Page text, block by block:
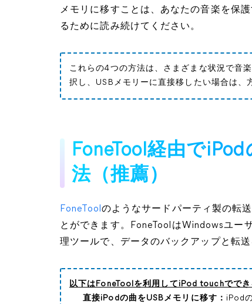
メモリに移すことは、あなたの音楽を保
るために読み続けてください。
これらの4つの方法は、さまざまな状況で音
択し、USBメモリーに直接移したい場合は、
FoneTool経由で
法（推薦）
FoneTool のようなサードパーティ製の転
とができます。FoneToolはWindowsユ
理ツールで、データのバックアップと転送
以下はFoneToolを利用してiPod touchででき
直接iPodの曲をUSBメモリに移す： iPod